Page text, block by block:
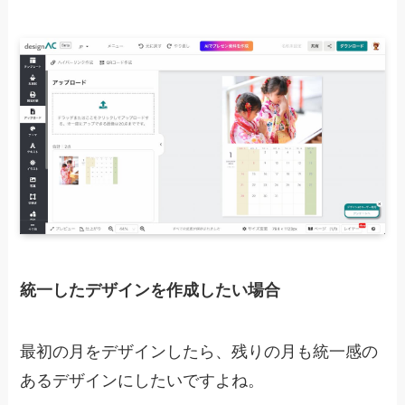
統一したデザインを作成したい場合
最初の月をデザインしたら、残りの月も統一感の
あるデザインにしたいですよね。